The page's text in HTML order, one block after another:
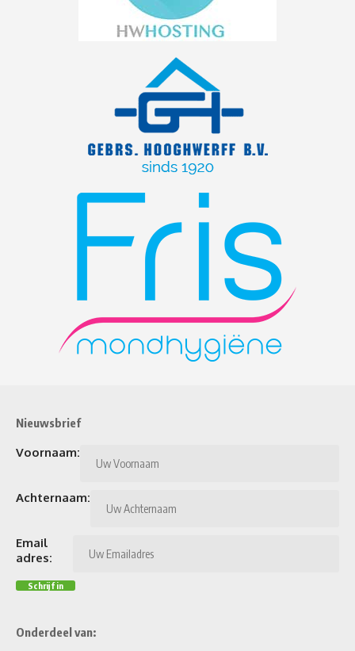
Nieuwsbrief
Voornaam:
Achternaam:
Email
adres:
Onderdeel van: